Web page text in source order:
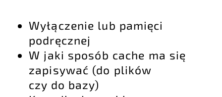
Wyłączenie lub pamięci
podręcznej
W jaki sposób cache ma się
zapisywać (do plików
czy do bazy)